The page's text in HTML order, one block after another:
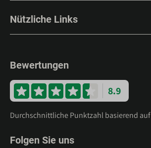
Nützliche Links
Bewertungen
8.9
Durchschnittliche Punktzahl basierend auf
Folgen Sie uns